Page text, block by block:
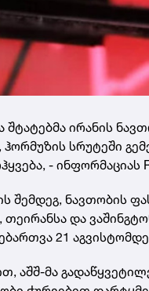
ირანის
ჰორმუზის სრუტეში
- ინფორმაციას
შემდეგ, ნავთობის
თეირანსა და
21
აშშ-მა